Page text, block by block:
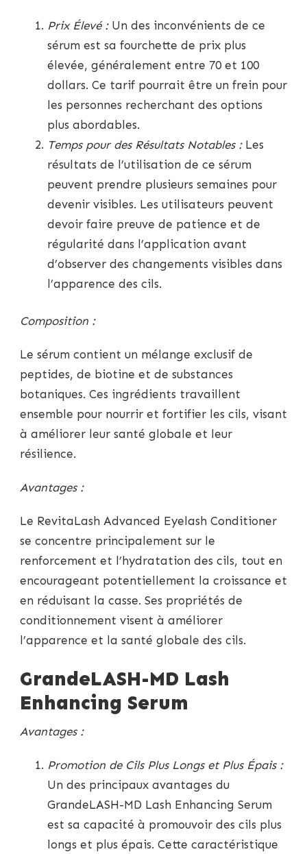
Prix Élevé :Un des inconvénients de ce
sérum est sa fourchette de prix plus
élevée, généralement entre 70 et 100
dollars. Ce tarif pourrait être un frein pour
les personnes recherchant des options
plus abordables.
Temps pour des Résultats Notables :Les
résultats de l’utilisation de ce sérum
peuvent prendre plusieurs semaines pour
devenir visibles. Les utilisateurs peuvent
devoir faire preuve de patience et de
régularité dans l’application avant
d’observer des changements visibles dans
l’apparence des cils.
Composition :
Le sérum contient un mélange exclusif de
peptides, de biotine et de substances
botaniques. Ces ingrédients travaillent
ensemble pour nourrir et fortifier les cils, visant
à améliorer leur santé globale et leur
résilience.
Avantages :
Le RevitaLash Advanced Eyelash Conditioner
se concentre principalement sur le
renforcement et l’hydratation des cils, tout en
encourageant potentiellement la croissance et
en réduisant la casse. Ses propriétés de
conditionnement visent à améliorer
l’apparence et la santé globale des cils.
GrandeLASH-MD Lash
Enhancing Serum
Avantages :
Promotion de Cils Plus Longs et Plus Épais :
Un des principaux avantages du
GrandeLASH-MD Lash Enhancing Serum
est sa capacité à promouvoir des cils plus
longs et plus épais. Cette caractéristique